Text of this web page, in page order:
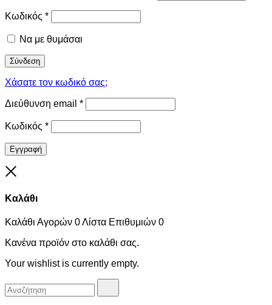
Κωδικός *
Να με θυμάσαι
Σύνδεση
Χάσατε τον κωδικό σας;
Διεύθυνση email *
Κωδικός *
Εγγραφή
Καλάθι
Καλάθι Αγορών 0Λίστα Επιθυμιών 0
Κανένα προϊόν στο καλάθι σας.
Your wishlist is currently empty.
Αναζήτησα
για: